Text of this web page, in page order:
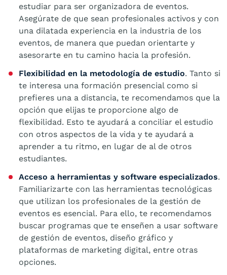
estudiar para ser organizadora de eventos.
Asegúrate de que sean profesionales activos y con
una dilatada experiencia en la industria de los
eventos, de manera que puedan orientarte y
asesorarte en tu camino hacia la profesión.
Flexibilidad en la metodología de estudio. Tanto si
te interesa una formación presencial como si
prefieres una a distancia, te recomendamos que la
opción que elijas te proporcione algo de
flexibilidad. Esto te ayudará a conciliar el estudio
con otros aspectos de la vida y te ayudará a
aprender a tu ritmo, en lugar de al de otros
estudiantes.
Acceso a herramientas y software especializados.
Familiarizarte con las herramientas tecnológicas
que utilizan los profesionales de la gestión de
eventos es esencial. Para ello, te recomendamos
buscar programas que te enseñen a usar software
de gestión de eventos, diseño gráfico y
plataformas de marketing digital, entre otras
opciones.